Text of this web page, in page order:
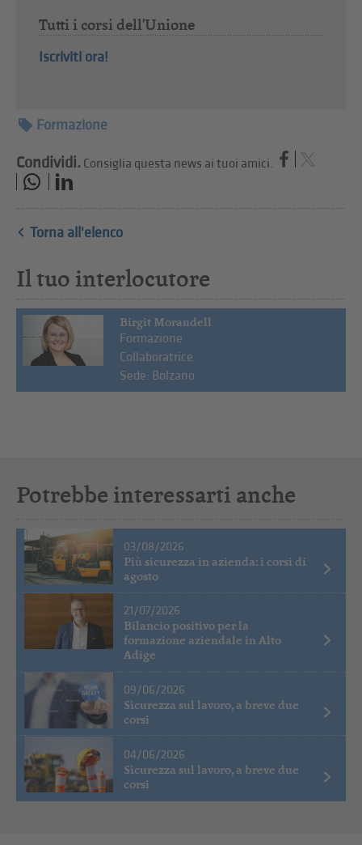
Tutti i corsi dell'Unione
Iscriviti ora!
Formazione
Condividi. Consiglia questa news ai tuoi amici.
Torna all'elenco
Il tuo interlocutore
Birgit Morandell
Formazione
Collaboratrice
Sede: Bolzano
Potrebbe interessarti anche
03/08/2026
Più sicurezza in azienda: i corsi di
agosto
21/07/2026
Bilancio positivo per la
formazione aziendale in Alto
Adige
09/06/2026
Sicurezza sul lavoro, a breve due
corsi
04/06/2026
Sicurezza sul lavoro, a breve due
corsi